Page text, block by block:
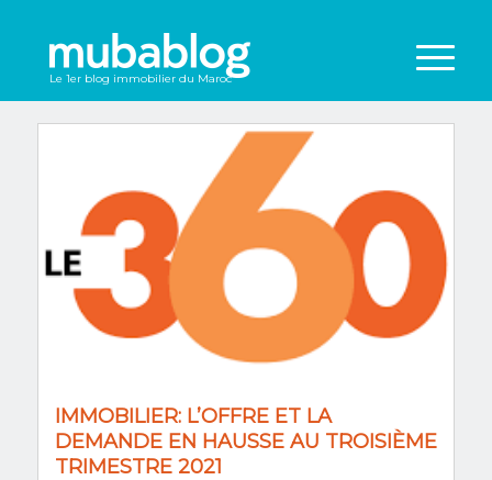
Le 1er blog immobilier du Maroc
IMMOBILIER: L’OFFRE ET LA
DEMANDE EN HAUSSE AU TROISIÈME
TRIMESTRE 2021